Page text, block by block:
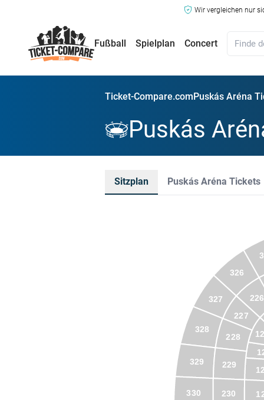
Wir vergleichen nur
Fußball Spielplan Concert
Ticket-Compare.comPuskás Aréna
Puskás
Sitzplan Puskás Aréna Tickets
226
227
228
229
230
326
327
328
329
330